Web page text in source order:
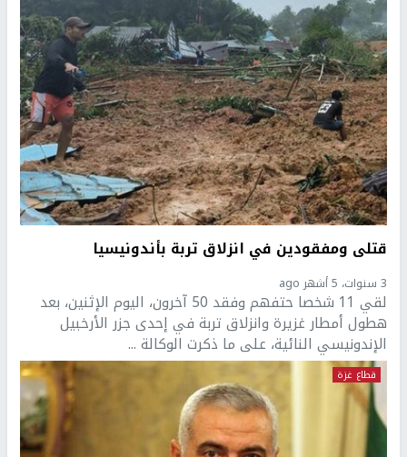
قتلى ومفقودين في انزلاق تربة بأندونيسيا
3 سنوات، 5 أشهر ago
لقي 11 شخصا حتفهم وفقد 50 آخرون، اليوم الإثنين، بعد
هطول أمطار غزيرة وانزلاق تربة في إحدى جزر الأرخبيل
الإندونيسي النائية، على ما ذكرت الوكالة ...
قطاع غزة